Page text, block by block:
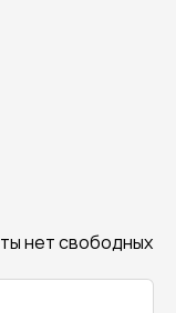
нет свободных